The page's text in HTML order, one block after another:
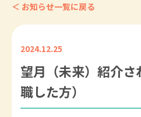
＜ お知らせ一覧に戻る
2024.12.25
望月（未来）紹介
職した方）